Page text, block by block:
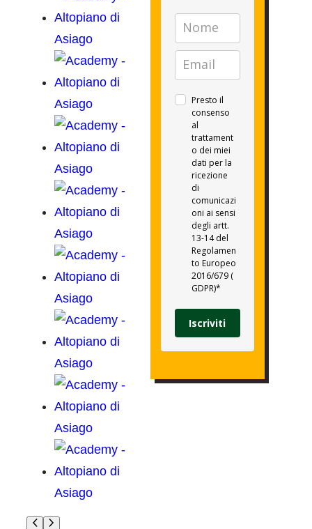
Presto il
consenso
al
trattament
o dei miei
dati per la
ricezione
di
comunicazi
oni ai sensi
degli artt.
13-14 del
Regolamen
to Europeo
2016/679 (
GDPR)*
Iscriviti